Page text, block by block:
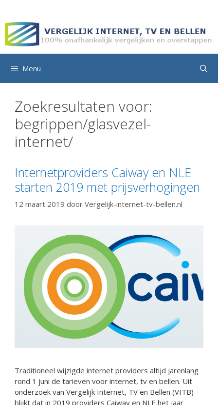
de
inhoud
Menu
Zoekresultaten voor:
begrippen/glasvezel-
internet/
Internetproviders Caiway en NLE
starten 2019 met prijsverhogingen
12 maart 2019 door Vergelijk-internet-tv-bellen.nl
Traditioneel wijzigde internet providers altijd jarenlang
rond 1 juni de tarieven voor internet, tv en bellen. Uit
onderzoek van Vergelijk Internet, TV en Bellen (VITB)
blijkt dat in 2019 providers Caiway en NLE het jaar